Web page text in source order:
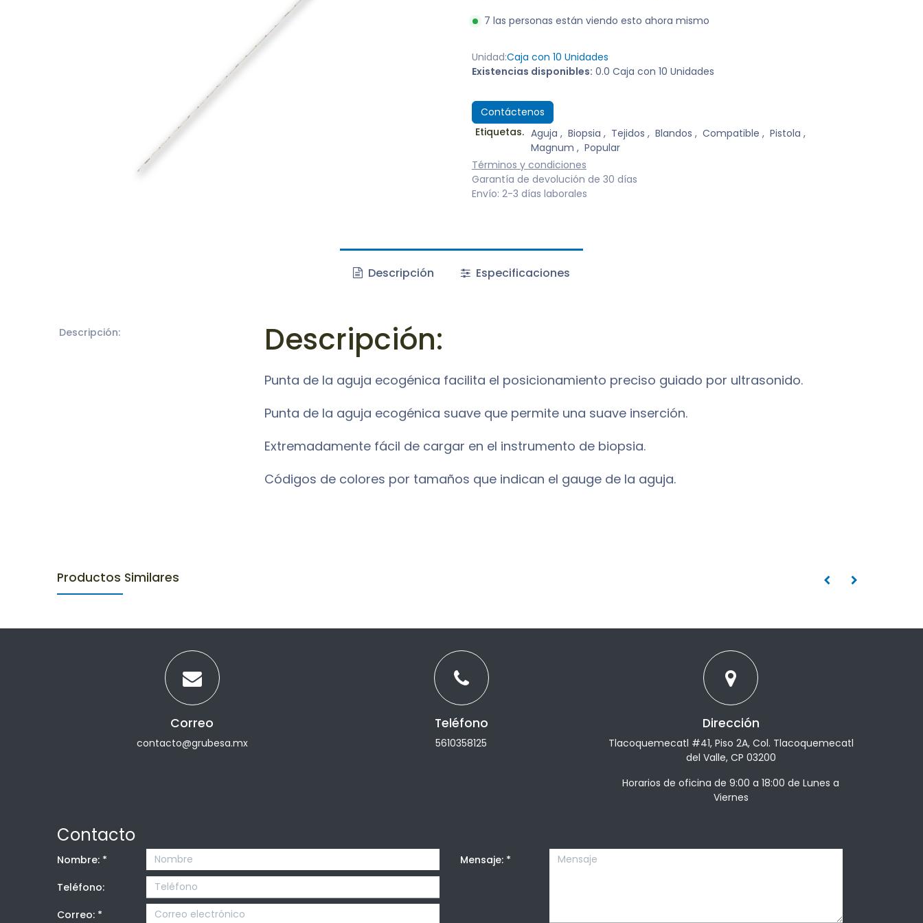
7 las personas están viendo esto ahora mismo
Unidad:Caja con 10 Unidades
Existencias disponibles: 0.0 Caja con 10 Unidades
Contáctenos
Etiquetas. Aguja , Biopsia , Tejidos , Blandos , Compatible , Pistola ,
Magnum , Popular
Términos y condiciones
Garantía de devolución de 30 días
Envío: 2-3 días laborales
Descripción Especificaciones
Descripción: Descripción:
Punta de la aguja ecogénica facilita el posicionamiento preciso guiado por ultrasonido.
Punta de la aguja ecogénica suave que permite una suave inserción.
Extremadamente fácil de cargar en el instrumento de biopsia.
Códigos de colores por tamaños que indican el gauge de la aguja.
Productos Similares
Correo
contacto@grubesa.mx
Teléfono
5610358125
Dirección
Tlacoquemecatl #41, Piso 2A, Col. Tlacoquemecatl
del Valle, CP 03200
Horarios de oficina de 9:00 a 18:00 de Lunes a
Viernes
Contacto
Nombre: *
Teléfono:
Correo: *
Mensaje: *